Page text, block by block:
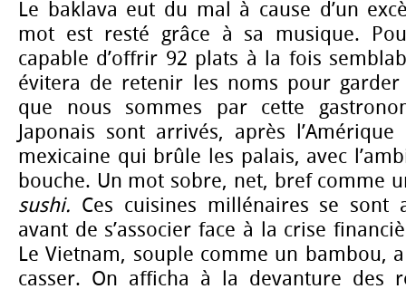
Le baklava eut du mal à cause d’un
mot est resté grâce à sa musique.
capable d’offrir 92 plats à la fois
évitera de retenir les noms pour garder
que nous sommes par cette
Japonais sont arrivés, après
mexicaine qui brûle les palais, avec
bouche. Un mot sobre, net, bref comme
sushi. Ces cuisines millénaires se sont
avant de s’associer face à la crise
Le Vietnam, souple comme un bambou,
casser. On afficha à la devanture des